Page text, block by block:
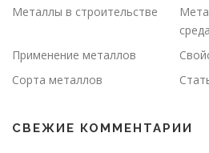
Металлы в строительстве
среда
Применение металлов
Сорта металлов
СВЕЖИЕ КОММЕНТАРИИ